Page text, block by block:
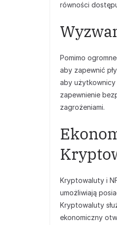
równości
Pomimo
aby zapewnić
aby użytkownicy
zapewnienie
zagrożeniami.
Kryptowaluty i
umożliwiają
Kryptowaluty
ekonomiczny